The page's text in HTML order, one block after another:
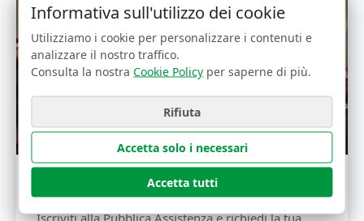
Diventa Socio
Informativa sull'utilizzo dei cookie
Utilizziamo i cookie per personalizzare i contenuti e
analizzare il nostro traffico.
Consulta la nostraCookie Policy per saperne di più.
Accetta tutti
Accetta solo i necessari
Rifiuta